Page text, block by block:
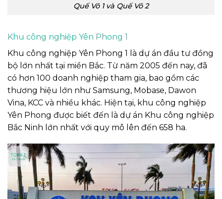
Quế Võ 1 và Quế Võ 2
Khu công nghiệp Yên Phong 1
Khu công nghiệp Yên Phong 1 là dự án đầu tư đồng
bộ lớn nhất tại miền Bắc. Từ năm 2005 đến nay, đã
có hơn 100 doanh nghiệp tham gia, bao gồm các
thương hiệu lớn như Samsung, Mobase, Dawon
Vina, KCC và nhiều khác. Hiện tại, khu công nghiệp
Yên Phong được biết đến là dự án Khu công nghiệp
Bắc Ninh lớn nhất với quy mô lên đến 658 ha.